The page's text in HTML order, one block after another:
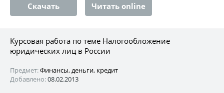
Скачать Читать online
Курсовая работа по теме Налогообложение
юридических лиц в России
Предмет:Финансы, деньги, кредит
Добавлено:08.02.2013